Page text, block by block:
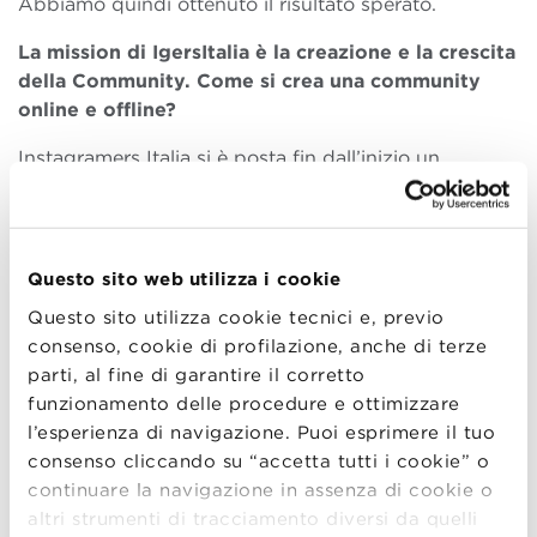
Questo sito web utilizza i cookie
Questo sito utilizza cookie tecnici e, previo
consenso, cookie di profilazione, anche di terze
parti, al fine di garantire il corretto
funzionamento delle procedure e ottimizzare
l’esperienza di navigazione. Puoi esprimere il tuo
consenso cliccando su “accetta tutti i cookie” o
continuare la navigazione in assenza di cookie o
altri strumenti di tracciamento diversi da quelli
La mission di IgersItalia è la creazione e la crescita
della Community. Come si crea una community
online e offline?
Instagramers Italia si è posta fin dall’inizio un
importante obiettivo: fare incontrare le persone, on-
line, ma soprattutto off-line, creare relazioni vere tra
Community. Quando creiamo delle attività lo
off-line. Il secondo sicuramente ha una valenza molto
più importante più legata al territorio: di fatto l’off-
line risulta essere il compimento di un’attività che si è
svolta a livello digitale e che fa sì che le persone
possano incontrarsi e conoscersi. Oggi, dopo 5 anni
di Community, posso confermare che ci conosciamo
tutti di persona, io conosco (quasi) tutti i Community
Manager di Instagramers Italia. Come fondatrice nei